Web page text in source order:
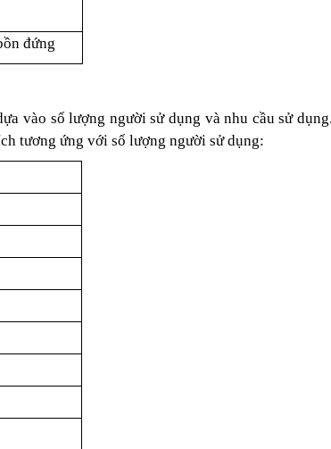
đứng
vào số lượng người sử dụng và nhu cầu sử
tương ứng với số lượng người sử dụng: